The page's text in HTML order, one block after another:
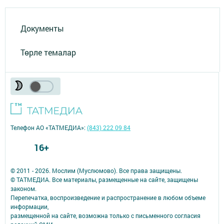
Документы
Төрле темалар
© 2011 - 2026. Мослим (Муслюмово). Все права защищены.
© ТАТМЕДИА. Все материалы, размещенные на сайте, защищены
законом.
Перепечатка, воспроизведение и распространение в любом объеме
информации,
размещенной на сайте, возможна только с письменного согласия
Телефон АО «ТАТМЕДИА»:(843) 222 09 84
16+